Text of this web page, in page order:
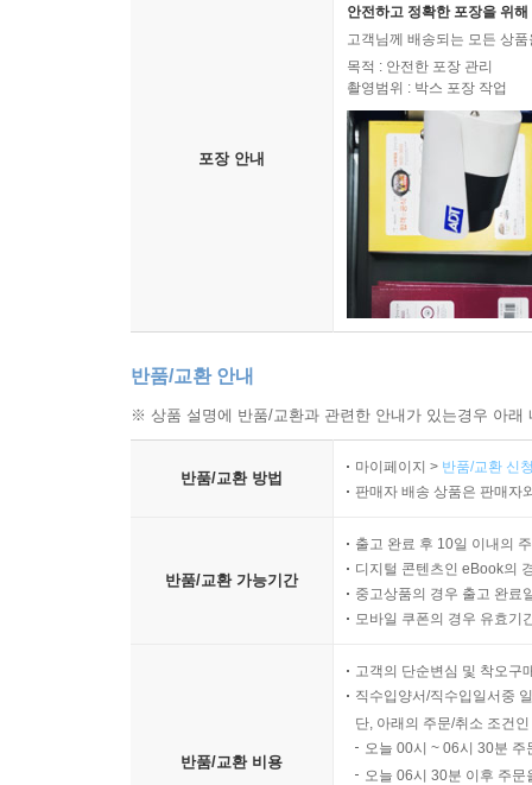
포장 안내
안전하고 정확한 포장을 위
고객님께 배송되는 모든 상
목적 : 안전한 포장 관리
촬영범위 : 박스 포장 작업
반품/교환 안내
※ 상품 설명에 반품/교환과 관련한 안내가 있는경우 아
반품/교환 방법
마이페이지 > 반품/교환 신
판매자 배송 상품은 판매자
반품/교환 가능기간
출고 완료 후 10일 이내의
디지털 콘텐츠인 eBook의
중고상품의 경우 출고 완료
모바일 쿠폰의 경우 유효기
반품/교환 비용
고객의 단순변심 및 착오구
직수입양서/직수입일서중
단, 아래의 주문/취소 조건
오늘 00시 ~ 06시 30분
오늘 06시 30분 이후 주